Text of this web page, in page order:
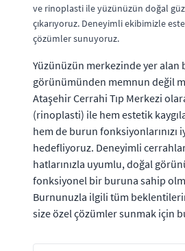
ve rinoplasti ile yüzünüzün doğal
çıkarıyoruz. Deneyimli ekibimizle
çözümler sunuyoruz.
Yüzünüzün merkezinde yer alan
görünümünden memnun değil
Ataşehir Cerrahi Tıp Merkezi
(rinoplasti) ile hem estetik
hem de burun fonksiyonlarınızı
hedefliyoruz. Deneyimli
hatlarınızla uyumlu, doğal
fonksiyonel bir buruna sahip
Burnunuzla ilgili tüm
size özel çözümler sunmak için